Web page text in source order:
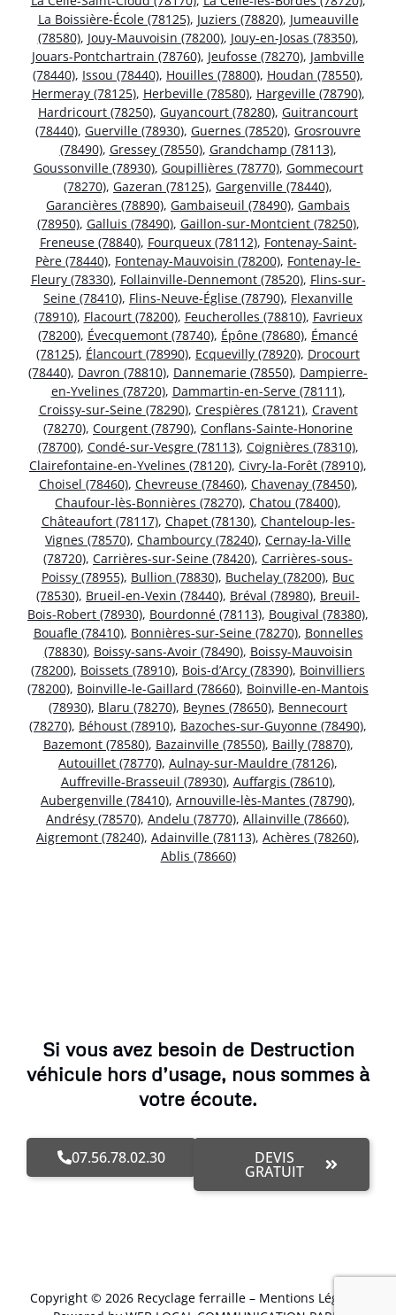
La Boissière-École (78125), Juziers (78820), Jumeauville
(78580), Jouy-Mauvoisin (78200), Jouy-en-Josas (78350),
Jouars-Pontchartrain (78760), Jeufosse (78270), Jambville
(78440), Issou (78440), Houilles (78800), Houdan (78550),
Hermeray (78125), Herbeville (78580), Hargeville (78790),
Hardricourt (78250), Guyancourt (78280), Guitrancourt
(78440), Guerville (78930), Guernes (78520), Grosrouvre
(78490), Gressey (78550), Grandchamp (78113),
Goussonville (78930), Goupillières (78770), Gommecourt
(78270), Gazeran (78125), Gargenville (78440),
Garancières (78890), Gambaiseuil (78490), Gambais
(78950), Galluis (78490), Gaillon-sur-Montcient (78250),
Freneuse (78840), Fourqueux (78112), Fontenay-Saint-
Père (78440), Fontenay-Mauvoisin (78200), Fontenay-le-
Fleury (78330), Follainville-Dennemont (78520), Flins-sur-
Seine (78410), Flins-Neuve-Église (78790), Flexanville
(78910), Flacourt (78200), Feucherolles (78810), Favrieux
(78200), Évecquemont (78740), Épône (78680), Émancé
(78125), Élancourt (78990), Ecquevilly (78920), Drocourt
(78440), Davron (78810), Dannemarie (78550), Dampierre-
en-Yvelines (78720), Dammartin-en-Serve (78111),
Croissy-sur-Seine (78290), Crespières (78121), Cravent
(78270), Courgent (78790), Conflans-Sainte-Honorine
(78700), Condé-sur-Vesgre (78113), Coignières (78310),
Clairefontaine-en-Yvelines (78120), Civry-la-Forêt (78910),
Choisel (78460), Chevreuse (78460), Chavenay (78450),
Chaufour-lès-Bonnières (78270), Chatou (78400),
Châteaufort (78117), Chapet (78130), Chanteloup-les-
Vignes (78570), Chambourcy (78240), Cernay-la-Ville
(78720), Carrières-sur-Seine (78420), Carrières-sous-
Poissy (78955), Bullion (78830), Buchelay (78200), Buc
(78530), Brueil-en-Vexin (78440), Bréval (78980), Breuil-
Bois-Robert (78930), Bourdonné (78113), Bougival (78380),
Bouafle (78410), Bonnières-sur-Seine (78270), Bonnelles
(78830), Boissy-sans-Avoir (78490), Boissy-Mauvoisin
(78200), Boissets (78910), Bois-d’Arcy (78390), Boinvilliers
(78200), Boinville-le-Gaillard (78660), Boinville-en-Mantois
(78930), Blaru (78270), Beynes (78650), Bennecourt
(78270), Béhoust (78910), Bazoches-sur-Guyonne (78490),
Bazemont (78580), Bazainville (78550), Bailly (78870),
Autouillet (78770), Aulnay-sur-Mauldre (78126),
Auffreville-Brasseuil (78930), Auffargis (78610),
Aubergenville (78410), Arnouville-lès-Mantes (78790),
Andrésy (78570), Andelu (78770), Allainville (78660),
Aigremont (78240), Adainville (78113), Achères (78260),
Ablis (78660)
Si vous avez besoin de Destruction
véhicule hors d’usage, nous sommes à
votre écoute.
07.56.78.02.30 DEVIS
GRATUIT
Copyright © 2026 Recyclage ferraille – Mentions Légales